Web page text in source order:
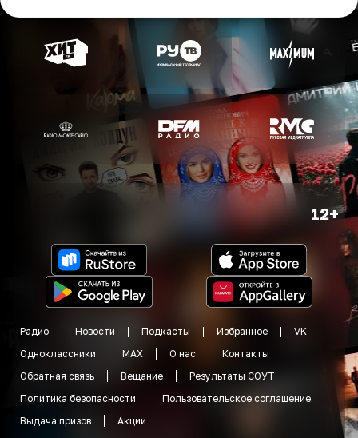
12+
Радио Новости Подкасты Избранное
VK
Одноклассники
MAX О нас
Контакты
Обратная связь
Вещание
Результаты СОУТ
Политика безопасности
Пользовательское соглашение
Выдача призов
Акции